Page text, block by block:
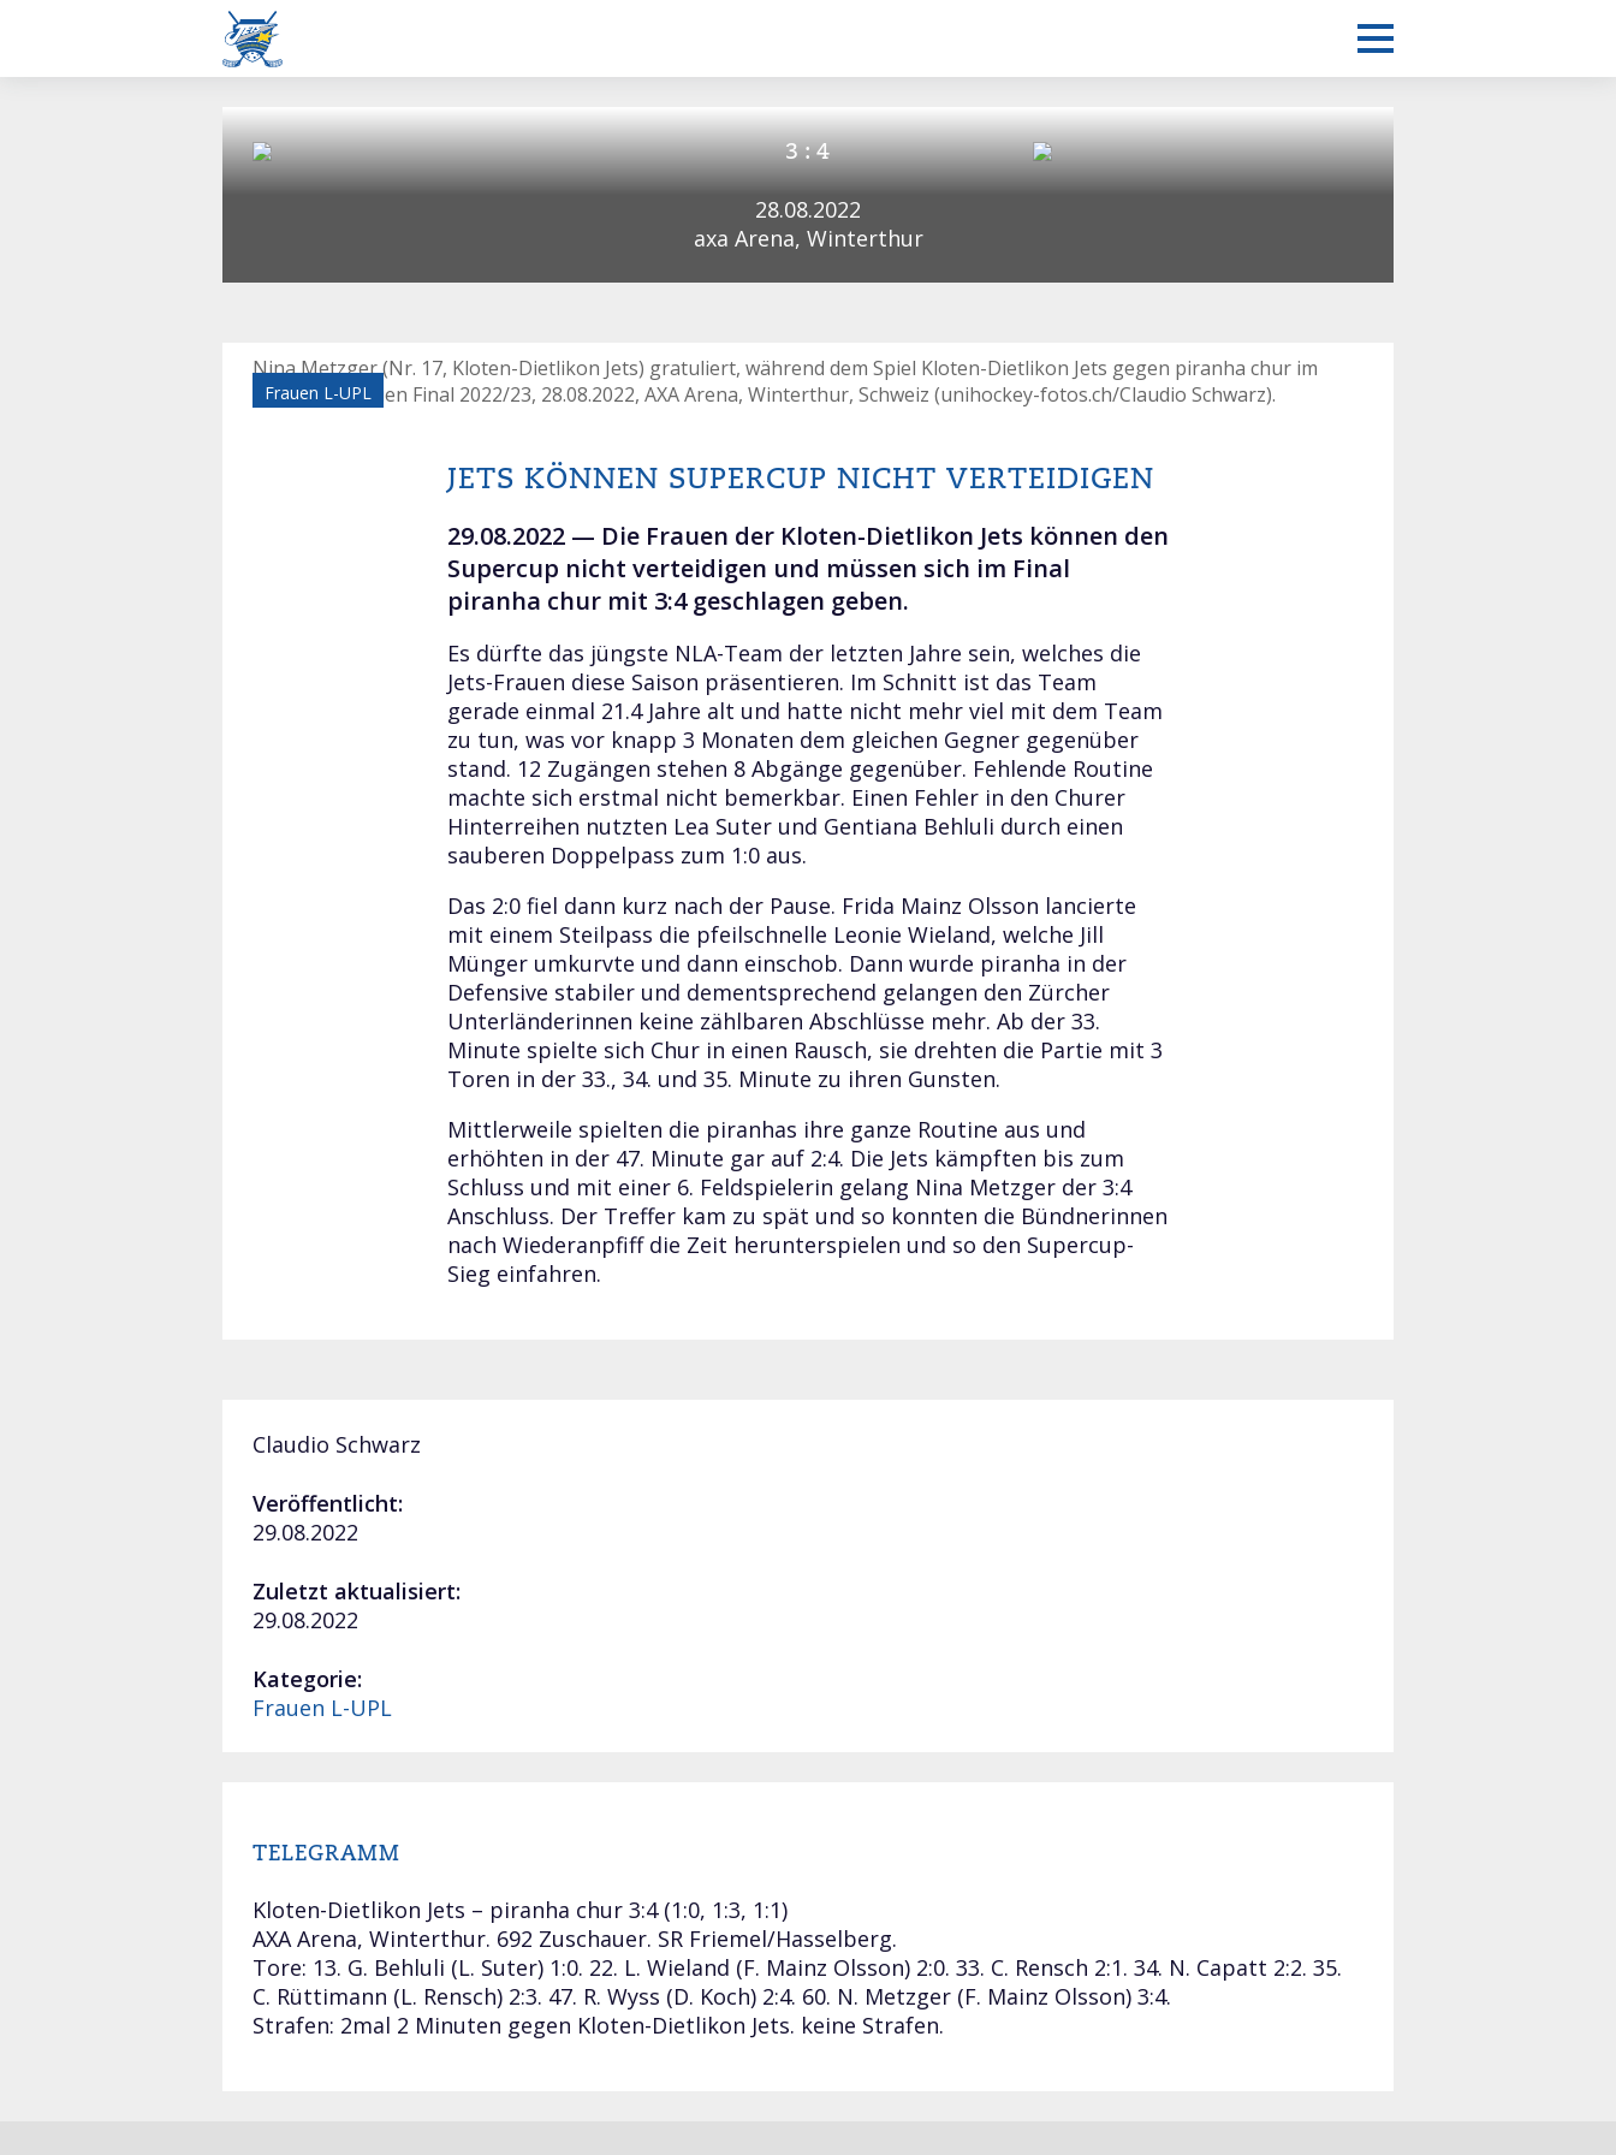
3 : 4
28.08.2022
axa Arena, Winterthur
Nina Metzger (Nr. 17, Kloten-Dietlikon Jets) gratuliert, während dem Spiel Kloten-Dietlikon Jets gegen piranha chur im
Supercup Frauen Final 2022/23, 28.08.2022, AXA Arena, Winterthur, Schweiz (unihockey-fotos.ch/Claudio Schwarz).
Frauen L-UPL
JETS KÖNNEN SUPERCUP NICHT VERTEIDIGEN
29.08.2022 — Die Frauen der Kloten-Dietlikon Jets können den
Supercup nicht verteidigen und müssen sich im Final
piranha chur mit 3:4 geschlagen geben.
Es dürfte das jüngste NLA-Team der letzten Jahre sein, welches die
Jets-Frauen diese Saison präsentieren. Im Schnitt ist das Team
gerade einmal 21.4 Jahre alt und hatte nicht mehr viel mit dem Team
zu tun, was vor knapp 3 Monaten dem gleichen Gegner gegenüber
stand. 12 Zugängen stehen 8 Abgänge gegenüber. Fehlende Routine
machte sich erstmal nicht bemerkbar. Einen Fehler in den Churer
Hinterreihen nutzten Lea Suter und Gentiana Behluli durch einen
sauberen Doppelpass zum 1:0 aus.
Das 2:0 fiel dann kurz nach der Pause. Frida Mainz Olsson lancierte
mit einem Steilpass die pfeilschnelle Leonie Wieland, welche Jill
Münger umkurvte und dann einschob. Dann wurde piranha in der
Defensive stabiler und dementsprechend gelangen den Zürcher
Unterländerinnen keine zählbaren Abschlüsse mehr. Ab der 33.
Minute spielte sich Chur in einen Rausch, sie drehten die Partie mit 3
Toren in der 33., 34. und 35. Minute zu ihren Gunsten.
Mittlerweile spielten die piranhas ihre ganze Routine aus und
erhöhten in der 47. Minute gar auf 2:4. Die Jets kämpften bis zum
Schluss und mit einer 6. Feldspielerin gelang Nina Metzger der 3:4
Anschluss. Der Treffer kam zu spät und so konnten die Bündnerinnen
nach Wiederanpfiff die Zeit herunterspielen und so den Supercup-
Sieg einfahren.
Claudio Schwarz
Veröffentlicht:
29.08.2022
Zuletzt aktualisiert:
29.08.2022
Kategorie:
Frauen L-UPL
TELEGRAMM
Kloten-Dietlikon Jets – piranha chur 3:4 (1:0, 1:3, 1:1)
AXA Arena, Winterthur. 692 Zuschauer. SR Friemel/Hasselberg.
Tore: 13. G. Behluli (L. Suter) 1:0. 22. L. Wieland (F. Mainz Olsson) 2:0. 33. C. Rensch 2:1. 34. N. Capatt 2:2. 35.
C. Rüttimann (L. Rensch) 2:3. 47. R. Wyss (D. Koch) 2:4. 60. N. Metzger (F. Mainz Olsson) 3:4.
Strafen: 2mal 2 Minuten gegen Kloten-Dietlikon Jets. keine Strafen.